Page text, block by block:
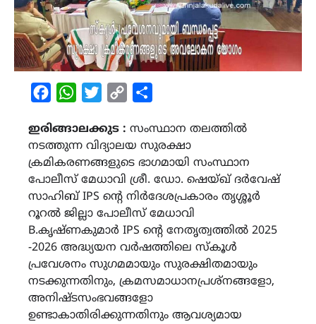
FacebookWhatsAppTwitterCopy
ഇരിങ്ങാലക്കുട : സംസ്ഥാന തലത്തിൽ
നടത്തുന്ന വിദ്യാലയ സുരക്ഷാ
ക്രമികരണങ്ങളുടെ ഭാഗമായി സംസ്ഥാന
പോലീസ് മേധാവി ശ്രീ. ഡോ. ഷെയ്ഖ് ദർവേഷ്
സാഹിബ് IPS ന്റെ നിർദേശപ്രകാരം തൃശ്ശൂർ
റൂറൽ ജില്ലാ പോലീസ് മേധാവി
B.കൃഷ്ണകുമാർ IPS ന്റെ നേതൃത്വത്തിൽ 2025
-2026 അദ്ധ്യയന വർഷത്തിലെ സ്കൂൾ
പ്രവേശനം സുഗമമായും സുരക്ഷിതമായും
നടക്കുന്നതിനും, ക്രമസമാധാനപ്രശ്നങ്ങളോ,
അനിഷ്ടസംഭവങ്ങളോ
ഉണ്ടാകാതിരിക്കുന്നതിനും ആവശ്യമായ